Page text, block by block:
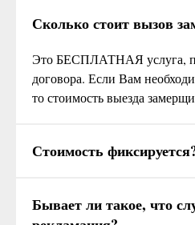
Сколько стоит вызов
Это БЕСПЛАТНАЯ услуга,
договора. Если Вам
то стоимость выезда
Стоимость
Бывает ли такое, что